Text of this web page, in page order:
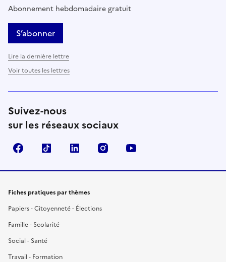
Abonnement hebdomadaire gratuit
S’abonner
Lire la dernière lettre
Voir toutes les lettres
Suivez-nous
sur les réseaux sociaux
FacebookTikTok LinkedIn Instagram
Fiches pratiques par thèmes
Papiers - Citoyenneté - Élections
Famille - Scolarité
Social - Santé
Travail - Formation